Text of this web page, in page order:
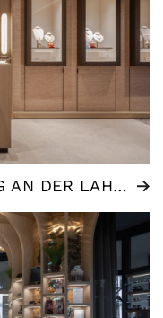
JUWELIER DOWA | LIMBURG AN DER LAHN (DE)